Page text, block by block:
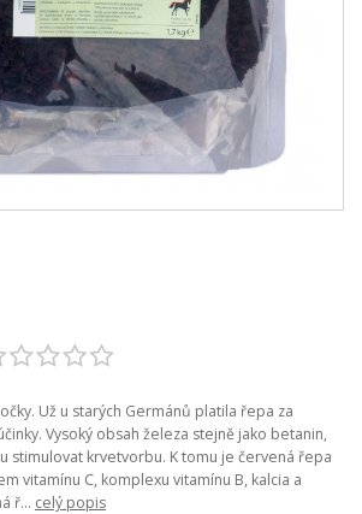
Už u starých Germánů platila řepa za
Vysoký obsah železa stejně jako betanin,
stimulovat krvetvorbu. K tomu je červená řepa
vitamínu C, komplexu vitamínu B, kalcia a
ř... celý popis